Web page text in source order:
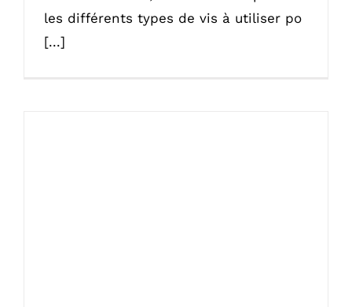
les différents types de vis à utiliser po
[...]